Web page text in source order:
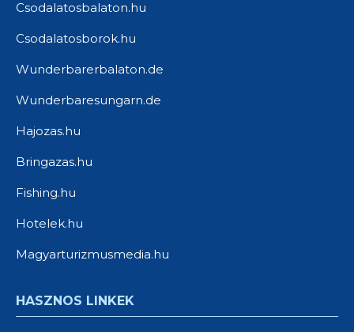
Csodalatosbalaton.hu
Csodalatosborok.hu
Wunderbarerbalaton.de
Wunderbaresungarn.de
Hajozas.hu
Bringazas.hu
Fishing.hu
Hotelek.hu
Magyarturizmusmedia.hu
HASZNOS LINKEK